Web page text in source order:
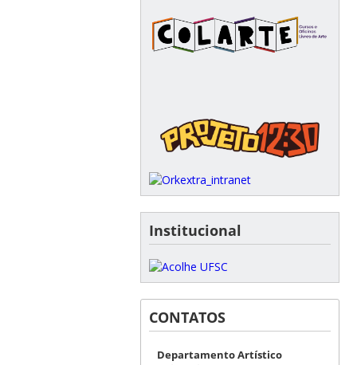
Institucional
CONTATOS
Departamento Artístico